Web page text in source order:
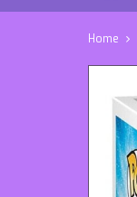
Home